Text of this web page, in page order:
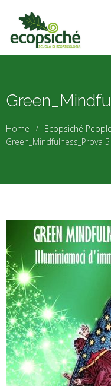
Home
Ecopsiché
Green_Mindfulness_Prova 5